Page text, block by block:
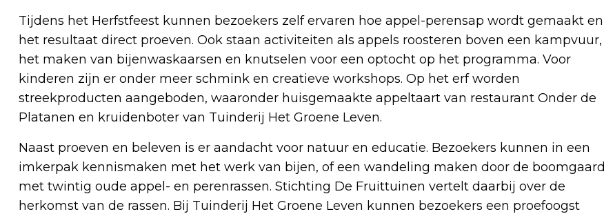
Tijdens het Herfstfeest kunnen bezoekers zelf ervaren hoe appel-perensap wordt gemaakt en
het resultaat direct proeven. Ook staan activiteiten als appels roosteren boven een kampvuur,
het maken van bijenwaskaarsen en knutselen voor een optocht op het programma. Voor
kinderen zijn er onder meer schmink en creatieve workshops. Op het erf worden
streekproducten aangeboden, waaronder huisgemaakte appeltaart van restaurant Onder de
Platanen en kruidenboter van Tuinderij Het Groene Leven.
Naast proeven en beleven is er aandacht voor natuur en educatie. Bezoekers kunnen in een
imkerpak kennismaken met het werk van bijen, of een wandeling maken door de boomgaard
met twintig oude appel- en perenrassen. Stichting De Fruittuinen vertelt daarbij over de
herkomst van de rassen. Bij Tuinderij Het Groene Leven kunnen bezoekers een proefoogst